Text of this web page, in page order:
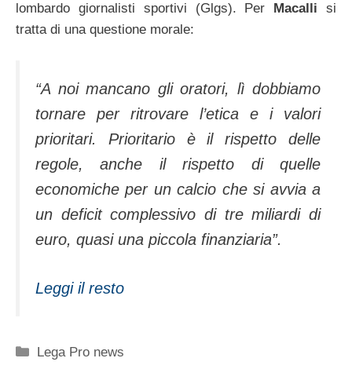
lombardo giornalisti sportivi (Glgs). Per Macalli si
tratta di una questione morale:
“A noi mancano gli oratori, lì dobbiamo
tornare per ritrovare l’etica e i valori
prioritari. Prioritario è il rispetto delle
regole, anche il rispetto di quelle
economiche per un calcio che si avvia a
un deficit complessivo di tre miliardi di
euro, quasi una piccola finanziaria”.
Leggi il resto
Categorie
Lega Pro news